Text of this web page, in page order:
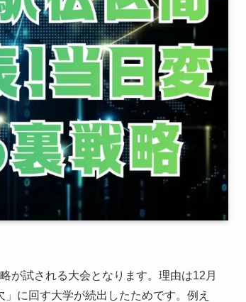
が試される大会となります。理由は12月
に回す大学が続出したためです。例え